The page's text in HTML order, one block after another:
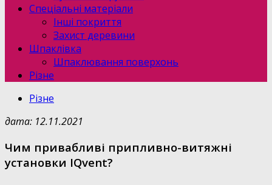
Спеціальні матеріали
Інші покриття
Захист деревини
Шпаклівка
Шпаклювання поверхонь
Різне
Різне
дата: 12.11.2021
Чим привабливі припливно-витяжні
установки IQvent?